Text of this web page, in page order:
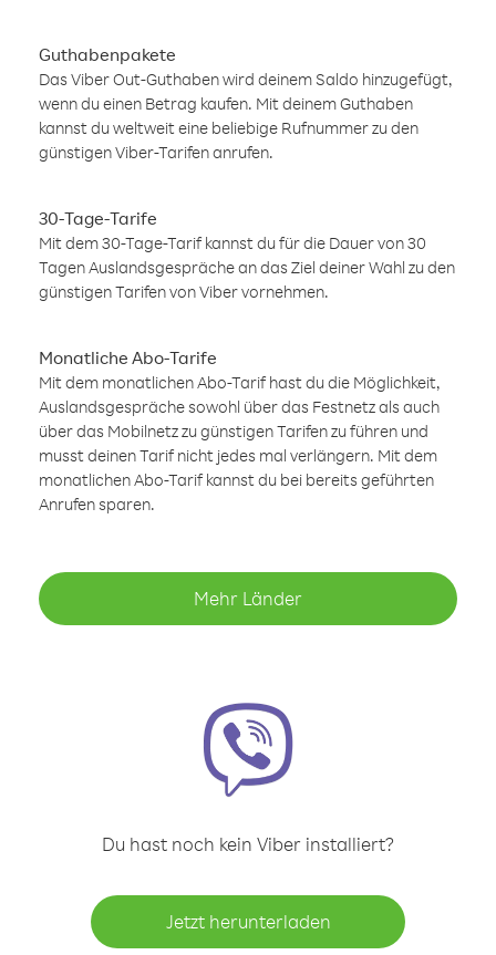
Guthabenpakete
Das Viber Out-Guthaben wird deinem Saldo hinzugefügt,
wenn du einen Betrag kaufen. Mit deinem Guthaben
kannst du weltweit eine beliebige Rufnummer zu den
günstigen Viber-Tarifen anrufen.
30-Tage-Tarife
Mit dem 30-Tage-Tarif kannst du für die Dauer von 30
Tagen Auslandsgespräche an das Ziel deiner Wahl zu den
günstigen Tarifen von Viber vornehmen.
Monatliche Abo-Tarife
Mit dem monatlichen Abo-Tarif hast du die Möglichkeit,
Auslandsgespräche sowohl über das Festnetz als auch
über das Mobilnetz zu günstigen Tarifen zu führen und
musst deinen Tarif nicht jedes mal verlängern. Mit dem
monatlichen Abo-Tarif kannst du bei bereits geführten
Anrufen sparen.
Mehr Länder
Du hast noch kein Viber installiert?
Jetzt herunterladen